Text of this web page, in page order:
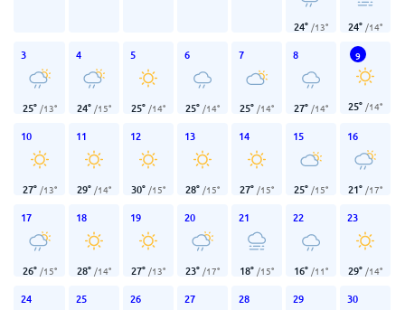
24° /13° 24° /14°
3
25° /13°
4
24° /15°
5
25° /14°
6
25° /14°
7
25° /14°
8
27° /14°
9
25° /14°
10
27° /13°
11
29° /14°
12
30° /15°
13
28° /15°
14
27° /15°
15
25° /15°
16
21° /17°
17
26° /15°
18
28° /14°
19
27° /13°
20
23° /17°
21
18° /15°
22
16° /11°
23
29° /14°
24 25 26 27 28 29 30